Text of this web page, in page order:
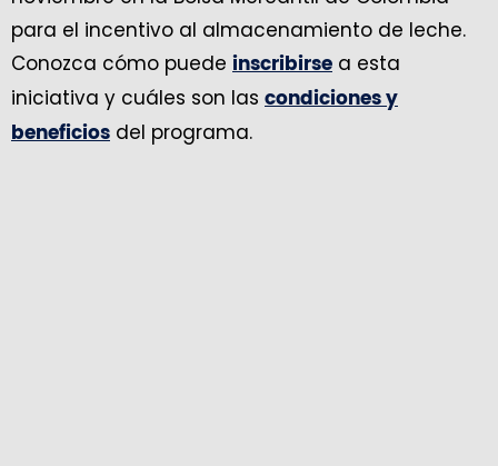
para el incentivo al almacenamiento de leche.
Conozca cómo puede inscribirse a esta
iniciativa y cuáles son las condiciones y
beneficios del programa.